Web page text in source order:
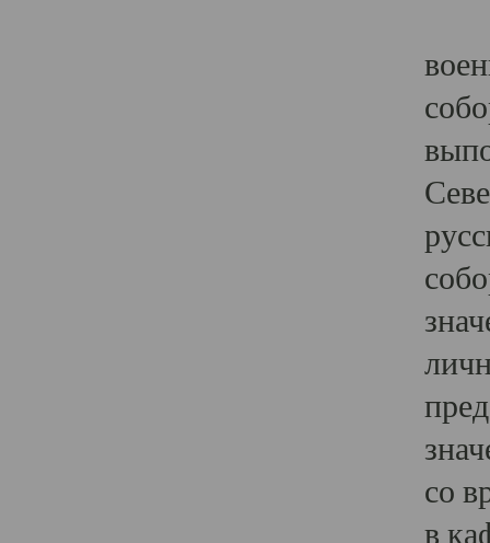
со
в